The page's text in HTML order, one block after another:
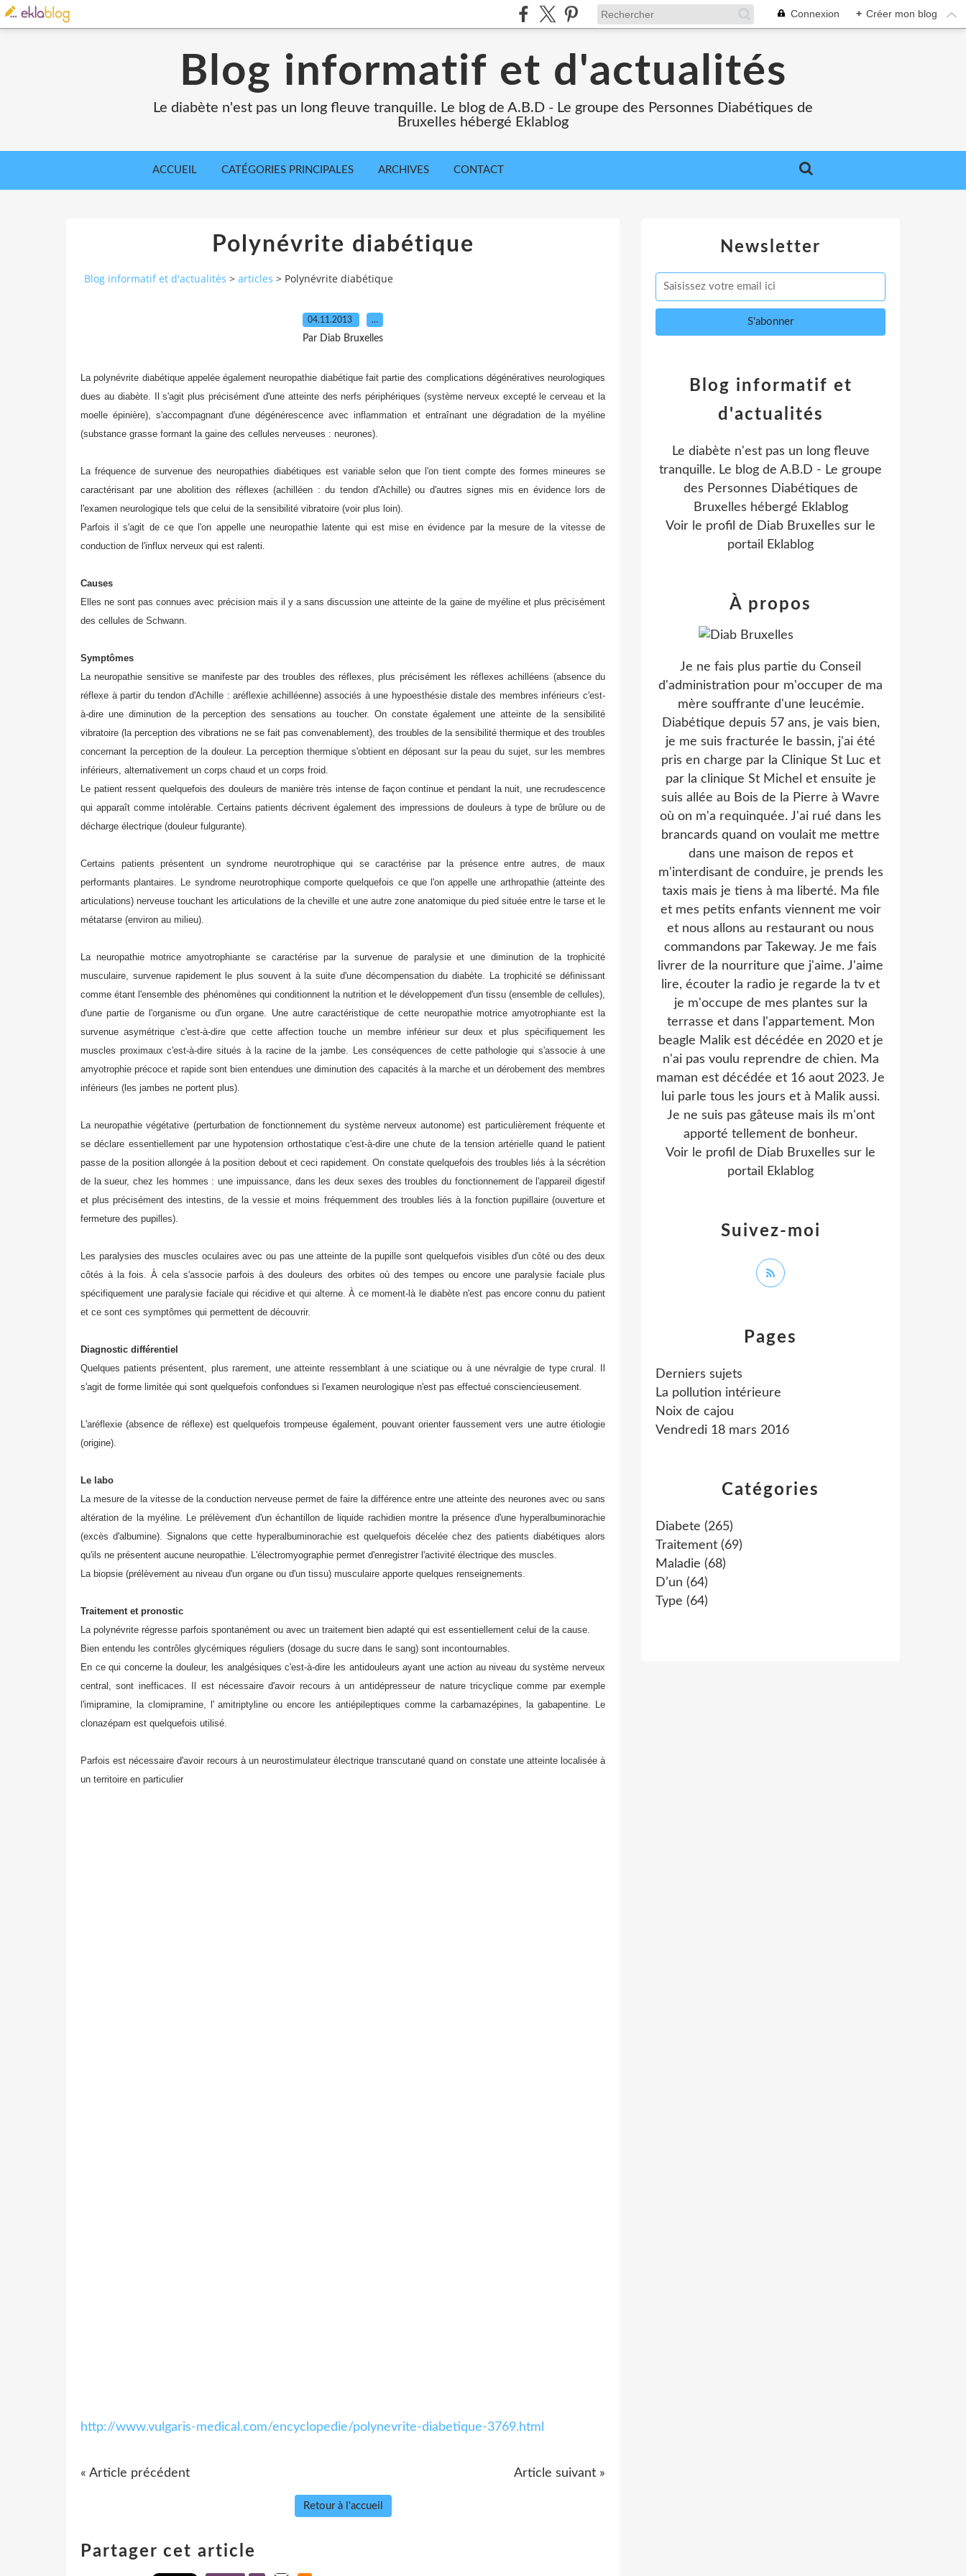
Connexion + Créer mon blog
Blog informatif et d'actualités
Le diabète n'est pas un long fleuve tranquille. Le blog de A.B.D - Le groupe des Personnes Diabétiques de
Bruxelles hébergé Eklablog
ACCUEIL CATÉGORIES PRINCIPALES ARCHIVES CONTACT
Polynévrite diabétique
Blog informatif et d'actualités > articles > Polynévrite diabétique
04.11.2013 …
Par Diab Bruxelles
La polynévrite diabétique appelée également neuropathie diabétique fait partie des complications dégénératives neurologiques
dues au diabète. Il s'agit plus précisément d'une atteinte des nerfs périphériques (système nerveux excepté le cerveau et la
moelle épinière), s'accompagnant d'une dégénérescence avec inflammation et entraînant une dégradation de la myéline
(substance grasse formant la gaine des cellules nerveuses : neurones).
La fréquence de survenue des neuropathies diabétiques est variable selon que l'on tient compte des formes mineures se
caractérisant par une abolition des réflexes (achilléen : du tendon d'Achille) ou d'autres signes mis en évidence lors de
l'examen neurologique tels que celui de la sensibilité vibratoire (voir plus loin).
Parfois il s'agit de ce que l'on appelle une neuropathie latente qui est mise en évidence par la mesure de la vitesse de
conduction de l'influx nerveux qui est ralenti.
Causes
Elles ne sont pas connues avec précision mais il y a sans discussion une atteinte de la gaine de myéline et plus précisément
des cellules de Schwann.
Symptômes
La neuropathie sensitive se manifeste par des troubles des réflexes, plus précisément les réflexes achilléens (absence du
réflexe à partir du tendon d'Achille : aréflexie achilléenne) associés à une hypoesthésie distale des membres inférieurs c'est-
à-dire une diminution de la perception des sensations au toucher. On constate également une atteinte de la sensibilité
vibratoire (la perception des vibrations ne se fait pas convenablement), des troubles de la sensibilité thermique et des troubles
concernant la perception de la douleur. La perception thermique s'obtient en déposant sur la peau du sujet, sur les membres
inférieurs, alternativement un corps chaud et un corps froid.
Le patient ressent quelquefois des douleurs de manière très intense de façon continue et pendant la nuit, une recrudescence
qui apparaît comme intolérable. Certains patients décrivent également des impressions de douleurs à type de brûlure ou de
décharge électrique (douleur fulgurante).
Certains patients présentent un syndrome neurotrophique qui se caractérise par la présence entre autres, de maux
performants plantaires. Le syndrome neurotrophique comporte quelquefois ce que l'on appelle une arthropathie (atteinte des
articulations) nerveuse touchant les articulations de la cheville et une autre zone anatomique du pied située entre le tarse et le
métatarse (environ au milieu).
La neuropathie motrice amyotrophiante se caractérise par la survenue de paralysie et une diminution de la trophicité
musculaire, survenue rapidement le plus souvent à la suite d'une décompensation du diabète. La trophicité se définissant
comme étant l'ensemble des phénomènes qui conditionnent la nutrition et le développement d'un tissu (ensemble de cellules),
d'une partie de l'organisme ou d'un organe. Une autre caractéristique de cette neuropathie motrice amyotrophiante est la
survenue asymétrique c'est-à-dire que cette affection touche un membre inférieur sur deux et plus spécifiquement les
muscles proximaux c'est-à-dire situés à la racine de la jambe. Les conséquences de cette pathologie qui s'associe à une
amyotrophie précoce et rapide sont bien entendues une diminution des capacités à la marche et un dérobement des membres
inférieurs (les jambes ne portent plus).
La neuropathie végétative (perturbation de fonctionnement du système nerveux autonome) est particulièrement fréquente et
se déclare essentiellement par une hypotension orthostatique c'est-à-dire une chute de la tension artérielle quand le patient
passe de la position allongée à la position debout et ceci rapidement. On constate quelquefois des troubles liés à la sécrétion
de la sueur, chez les hommes : une impuissance, dans les deux sexes des troubles du fonctionnement de l'appareil digestif
et plus précisément des intestins, de la vessie et moins fréquemment des troubles liés à la fonction pupillaire (ouverture et
fermeture des pupilles).
Les paralysies des muscles oculaires avec ou pas une atteinte de la pupille sont quelquefois visibles d'un côté ou des deux
côtés à la fois. À cela s'associe parfois à des douleurs des orbites où des tempes ou encore une paralysie faciale plus
spécifiquement une paralysie faciale qui récidive et qui alterne. À ce moment-là le diabète n'est pas encore connu du patient
et ce sont ces symptômes qui permettent de découvrir.
Diagnostic différentiel
Quelques patients présentent, plus rarement, une atteinte ressemblant à une sciatique ou à une névralgie de type crural. Il
s'agit de forme limitée qui sont quelquefois confondues si l'examen neurologique n'est pas effectué consciencieusement.
L'aréflexie (absence de réflexe) est quelquefois trompeuse également, pouvant orienter faussement vers une autre étiologie
(origine).
Le labo
La mesure de la vitesse de la conduction nerveuse permet de faire la différence entre une atteinte des neurones avec ou sans
altération de la myéline. Le prélèvement d'un échantillon de liquide rachidien montre la présence d'une hyperalbuminorachie
(excès d'albumine). Signalons que cette hyperalbuminorachie est quelquefois décelée chez des patients diabétiques alors
qu'ils ne présentent aucune neuropathie. L'électromyographie permet d'enregistrer l'activité électrique des muscles.
La biopsie (prélèvement au niveau d'un organe ou d'un tissu) musculaire apporte quelques renseignements.
Traitement et pronostic
La polynévrite régresse parfois spontanément ou avec un traitement bien adapté qui est essentiellement celui de la cause.
Bien entendu les contrôles glycémiques réguliers (dosage du sucre dans le sang) sont incontournables.
En ce qui concerne la douleur, les analgésiques c'est-à-dire les antidouleurs ayant une action au niveau du système nerveux
central, sont inefficaces. Il est nécessaire d'avoir recours à un antidépresseur de nature tricyclique comme par exemple
l'imipramine, la clomipramine, l' amitriptyline ou encore les antiépileptiques comme la carbamazépines, la gabapentine. Le
clonazépam est quelquefois utilisé.
Parfois est nécessaire d'avoir recours à un neurostimulateur électrique transcutané quand on constate une atteinte localisée à
un territoire en particulier
http://www.vulgaris-medical.com/encyclopedie/polynevrite-diabetique-3769.html
« Article précédent Article suivant »
Retour à l'accueil
Partager cet article
Newsletter
Catégories
Diabete (265)
Traitement (69)
Maladie (68)
D’un (64)
Type (64)
Pages
Derniers sujets
La pollution intérieure
Noix de cajou
Vendredi 18 mars 2016
Blog informatif et
d'actualités
Le diabète n'est pas un long fleuve
tranquille. Le blog de A.B.D - Le groupe
des Personnes Diabétiques de
Bruxelles hébergé Eklablog
Voir le profil de Diab Bruxelles sur le
portail Eklablog
Suivez-moi
À propos
Je ne fais plus partie du Conseil
d'administration pour m'occuper de ma
mère souffrante d'une leucémie.
Diabétique depuis 57 ans, je vais bien,
je me suis fracturée le bassin, j'ai été
pris en charge par la Clinique St Luc et
par la clinique St Michel et ensuite je
suis allée au Bois de la Pierre à Wavre
où on m'a requinquée. J'ai rué dans les
brancards quand on voulait me mettre
dans une maison de repos et
m'interdisant de conduire, je prends les
taxis mais je tiens à ma liberté. Ma file
et mes petits enfants viennent me voir
et nous allons au restaurant ou nous
commandons par Takeway. Je me fais
livrer de la nourriture que j'aime. J'aime
lire, écouter la radio je regarde la tv et
je m'occupe de mes plantes sur la
terrasse et dans l'appartement. Mon
beagle Malik est décédée en 2020 et je
n'ai pas voulu reprendre de chien. Ma
maman est décédée et 16 aout 2023. Je
lui parle tous les jours et à Malik aussi.
Je ne suis pas gâteuse mais ils m'ont
apporté tellement de bonheur.
Voir le profil de Diab Bruxelles sur le
portail Eklablog